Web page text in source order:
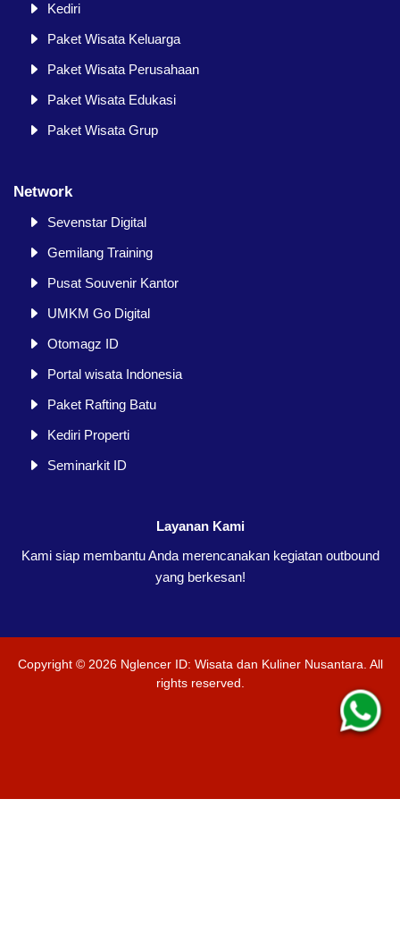
Kediri
Paket Wisata Keluarga
Paket Wisata Perusahaan
Paket Wisata Edukasi
Paket Wisata Grup
Network
Sevenstar Digital
Gemilang Training
Pusat Souvenir Kantor
UMKM Go Digital
Otomagz ID
Portal wisata Indonesia
Paket Rafting Batu
Kediri Properti
Seminarkit ID
Layanan Kami
Kami siap membantu Anda merencanakan kegiatan outbound
yang berkesan!
Copyright © 2026 Nglencer ID: Wisata dan Kuliner Nusantara. All
rights reserved.